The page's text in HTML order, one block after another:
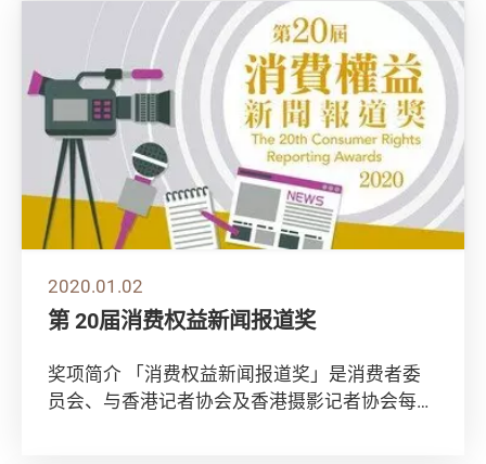
2020.01.02
第 20届消费权益新闻报道奖
奖项简介 「消费权益新闻报道奖」是消费者委
员会、与香港记者协会及香港摄影记者协会每年